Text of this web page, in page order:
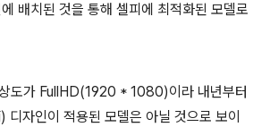
배치된 것을 통해 셀피에 최적화된 모델로
도가 FullHD(1920 * 1080)이라 내년부터
자인이 적용된 모델은 아닐 것으로 보이